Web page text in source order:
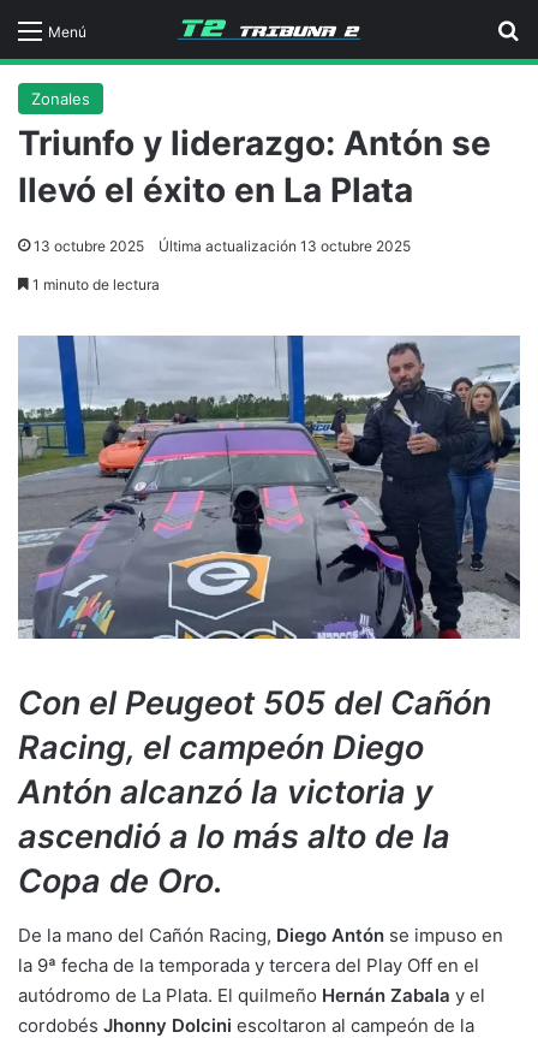
Menú
Zonales
Triunfo y liderazgo: Antón se
llevó el éxito en La Plata
13 octubre 2025 Última actualización 13 octubre 2025
1 minuto de lectura
Con el Peugeot 505 del Cañón
Racing, el campeón Diego
Antón alcanzó la victoria y
ascendió a lo más alto de la
Copa de Oro.
De la mano del Cañón Racing, Diego Antón se impuso en
la 9ª fecha de la temporada y tercera del Play Off en el
autódromo de La Plata. El quilmeño Hernán Zabala y el
cordobés Jhonny Dolcini escoltaron al campeón de la